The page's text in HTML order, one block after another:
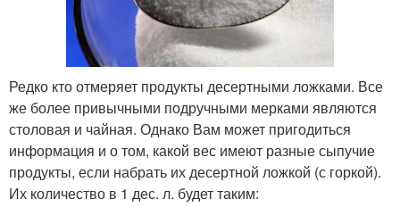
Редко кто отмеряет продукты десертными ложками. Все
же более привычными подручными мерками являются
столовая и чайная. Однако Вам может пригодиться
информация и о том, какой вес имеют разные сыпучие
продукты, если набрать их десертной ложкой (с горкой).
Их количество в 1 дес. л. будет таким: